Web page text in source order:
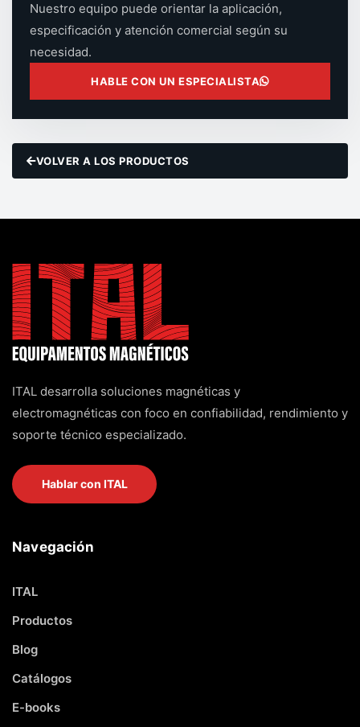
Nuestro equipo puede orientar la aplicación,
especificación y atención comercial según su
necesidad.
HABLE CON UN ESPECIALISTA
VOLVER A LOS PRODUCTOS
ITAL desarrolla soluciones magnéticas y
electromagnéticas con foco en confiabilidad, rendimiento y
soporte técnico especializado.
Hablar con ITAL
Navegación
ITAL
Productos
Blog
Catálogos
E-books